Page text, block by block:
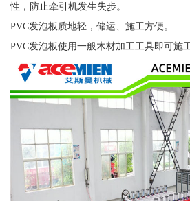
性，防止牵引机发生失步。
PVC发泡板质地轻，储运、施工方便。
PVC发泡板使用一般木材加工工具即可施工